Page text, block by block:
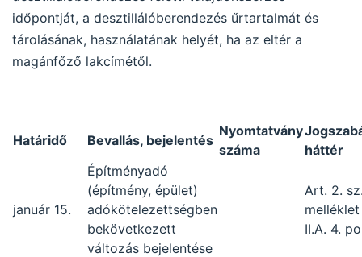
időpontját, a desztillálóberendezés űrtartalmát és
tárolásának, használatának helyét, ha az eltér a
magánfőző lakcímétől.
Határidő Bevallás, bejelentés
Nyomtatvány
száma
háttér
január 15.
Építményadó
(építmény, épület)
adókötelezettségben
bekövetkezett
változás bejelentése
Art. 2.
melléklet
II.A. 4.